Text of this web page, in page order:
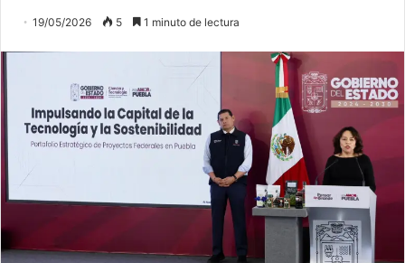
19/05/2026 5 1 minuto de lectura